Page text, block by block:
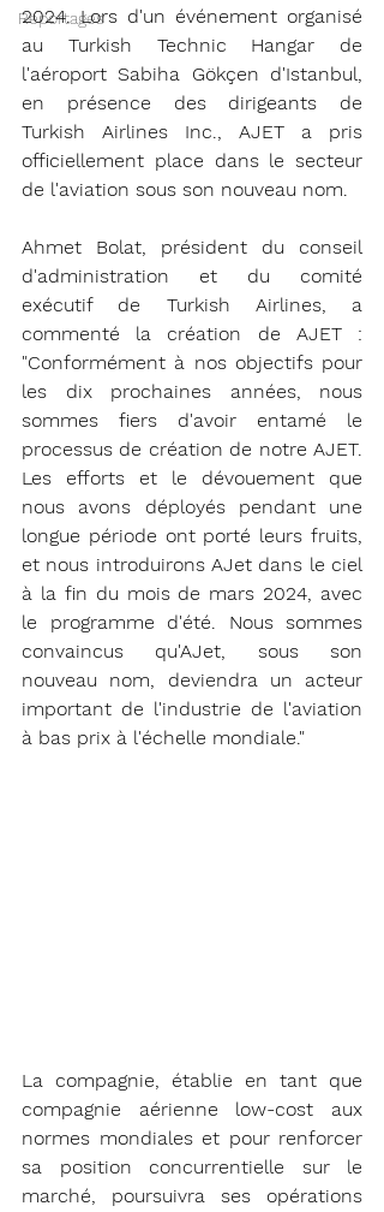
Reportages
2024. Lors d'un événement organisé
au Turkish Technic Hangar de
l'aéroport Sabiha Gökçen d'Istanbul,
en présence des dirigeants de
Turkish Airlines Inc., AJET a pris
officiellement place dans le secteur
de l'aviation sous son nouveau nom.
Ahmet Bolat, président du conseil
d'administration et du comité
exécutif de Turkish Airlines, a
commenté la création de AJET :
"Conformément à nos objectifs pour
les dix prochaines années, nous
sommes fiers d'avoir entamé le
processus de création de notre AJET.
Les efforts et le dévouement que
nous avons déployés pendant une
longue période ont porté leurs fruits,
et nous introduirons AJet dans le ciel
à la fin du mois de mars 2024, avec
le programme d'été. Nous sommes
convaincus qu'AJet, sous son
nouveau nom, deviendra un acteur
important de l'industrie de l'aviation
à bas prix à l'échelle mondiale."
La compagnie, établie en tant que
compagnie aérienne low-cost aux
normes mondiales et pour renforcer
sa position concurrentielle sur le
marché, poursuivra ses opérations